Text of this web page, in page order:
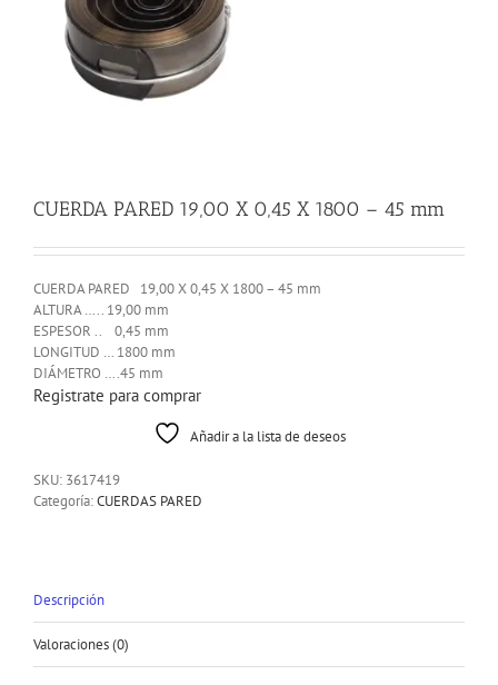
CUERDA PARED 19,00 X 0,45 X 1800 – 45 mm
CUERDA PARED 19,00 X 0,45 X 1800 – 45 mm
ALTURA ….. 19,00 mm
ESPESOR .. 0,45 mm
LONGITUD … 1800 mm
DIÁMETRO ….45 mm
Registrate para comprar
Añadir a la lista de deseos
SKU: 3617419
Categoría:CUERDAS PARED
Descripción
Valoraciones (0)